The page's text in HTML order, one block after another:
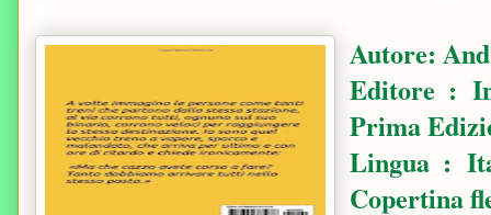
Autore:
Prima